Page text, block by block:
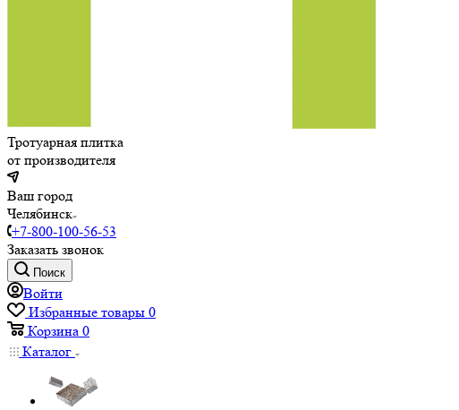
Тротуарная плитка
от производителя
Ваш город
Челябинск
+7-800-100-56-53
Заказать звонок
Поиск
Войти
Избранные товары 0
Корзина 0
Каталог